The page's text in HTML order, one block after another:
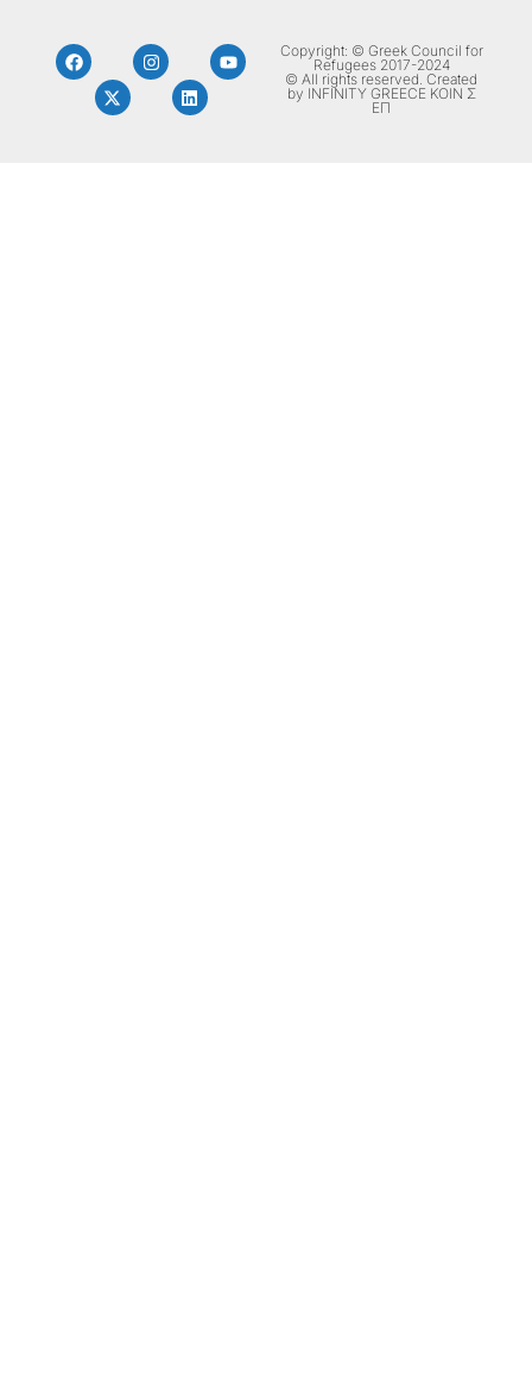
Copyright: © Greek Council for
Refugees 2017-2024
© All rights reserved. Created
by INFINITY GREECE ΚΟΙΝ Σ
ΕΠ